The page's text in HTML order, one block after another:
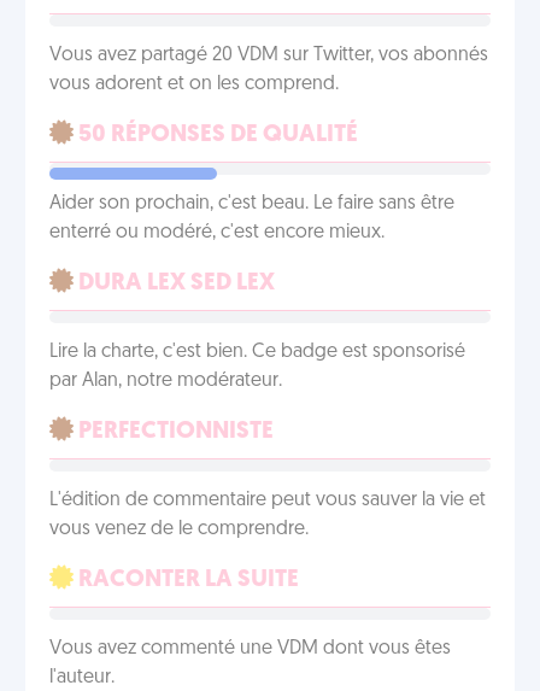
Vous avez partagé 20 VDM sur Twitter, vos abonnés
vous adorent et on les comprend.
50 RÉPONSES DE QUALITÉ
Aider son prochain, c'est beau. Le faire sans être
enterré ou modéré, c'est encore mieux.
DURA LEX SED LEX
Lire la charte, c'est bien. Ce badge est sponsorisé
par Alan, notre modérateur.
PERFECTIONNISTE
L'édition de commentaire peut vous sauver la vie et
vous venez de le comprendre.
RACONTER LA SUITE
Vous avez commenté une VDM dont vous êtes
l'auteur.